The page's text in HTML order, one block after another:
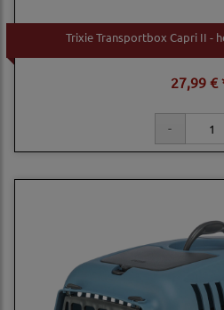
Trixie Transportbox Capri II -
27,99 €